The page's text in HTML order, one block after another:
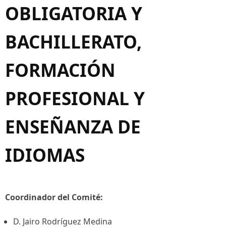
OBLIGATORIA Y
BACHILLERATO,
FORMACIÓN
PROFESIONAL Y
ENSEÑANZA DE
IDIOMAS
Coordinador del Comité:
D. Jairo Rodríguez Medina